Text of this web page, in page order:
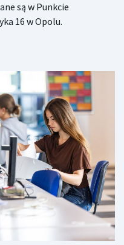
są w Punkcie
16 w Opolu.